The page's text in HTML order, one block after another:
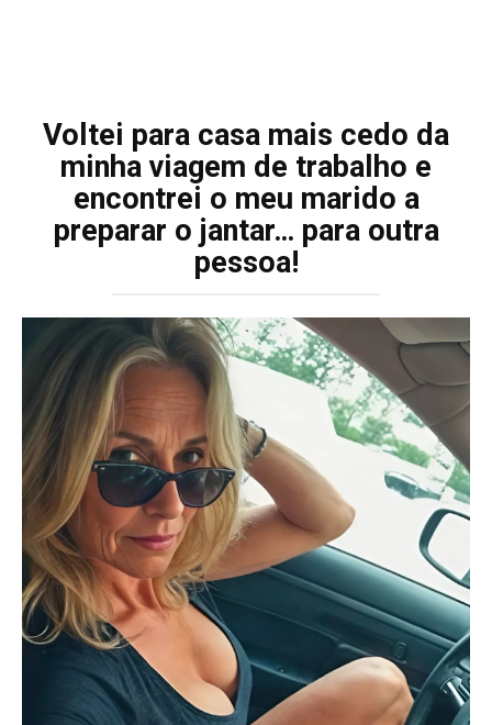
Voltei para casa mais cedo da
minha viagem de trabalho e
encontrei o meu marido a
preparar o jantar… para outra
pessoa!